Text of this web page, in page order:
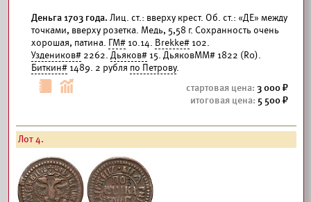
Деньга 1703 года. Лиц. ст.: вверху крест. Об. ст.: «ДЕ» между
точками, вверху розетка. Медь, 5,58 г. Сохранность очень
хорошая, патина. ГМ# 10.14. Brekke# 102.
Уздеников# 2262. Дьяков# 15. ДьяковММ# 1822 (R0).
Биткин# 1489. 2 рубля по Петрову.
3 000
5 500
Лот 4.